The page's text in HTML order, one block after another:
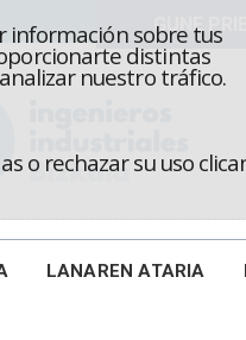
información sobre tus
distintas
nuestro tráfico.
o rechazar su uso
LANAREN ATARIA